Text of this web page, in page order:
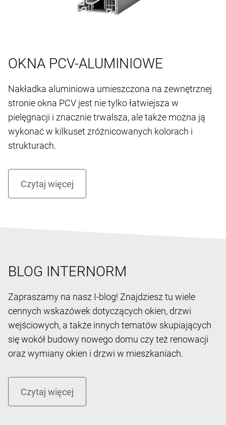
OKNA PCV-ALUMINIOWE
Nakładka aluminiowa umieszczona na zewnętrznej
stronie okna PCV jest nie tylko łatwiejsza w
pielęgnacji i znacznie trwalsza, ale także można ją
wykonać w kilkuset zróżnicowanych kolorach i
strukturach.
BLOG INTERNORM
Zapraszamy na nasz I-blog! Znajdziesz tu wiele
cennych wskazówek dotyczących okien, drzwi
wejściowych, a także innych tematów skupiających
się wokół budowy nowego domu czy też renowacji
oraz wymiany okien i drzwi w mieszkaniach.